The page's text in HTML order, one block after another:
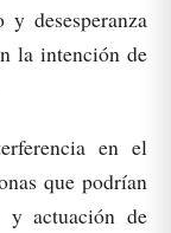
y desesperanza
la intención de
en el
que podrían
y actuación de